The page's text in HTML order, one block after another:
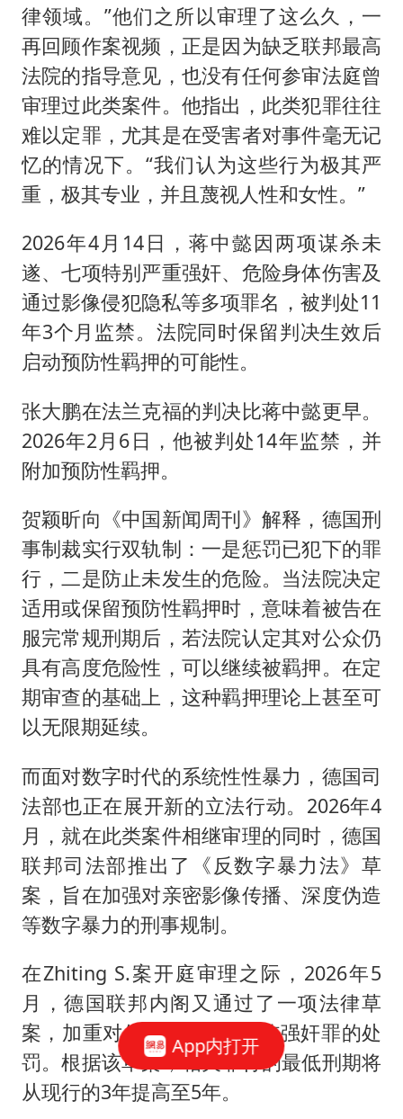
律领域。”他们之所以审理了这么久，一
再回顾作案视频，正是因为缺乏联邦最高
法院的指导意见，也没有任何参审法庭曾
审理过此类案件。他指出，此类犯罪往往
难以定罪，尤其是在受害者对事件毫无记
忆的情况下。“我们认为这些行为极其严
重，极其专业，并且蔑视人性和女性。”
2026年4月14日，蒋中懿因两项谋杀未
遂、七项特别严重强奸、危险身体伤害及
通过影像侵犯隐私等多项罪名，被判处11
年3个月监禁。法院同时保留判决生效后
启动预防性羁押的可能性。
张大鹏在法兰克福的判决比蒋中懿更早。
2026年2月6日，他被判处14年监禁，并
附加预防性羁押。
贺颖昕向《中国新闻周刊》解释，德国刑
事制裁实行双轨制：一是惩罚已犯下的罪
行，二是防止未发生的危险。当法院决定
适用或保留预防性羁押时，意味着被告在
服完常规刑期后，若法院认定其对公众仍
具有高度危险性，可以继续被羁押。在定
期审查的基础上，这种羁押理论上甚至可
以无限期延续。
而面对数字时代的系统性性暴力，德国司
法部也正在展开新的立法行动。2026年4
月，就在此类案件相继审理的同时，德国
联邦司法部推出了《反数字暴力法》草
案，旨在加强对亲密影像传播、深度伪造
等数字暴力的刑事规制。
在Zhiting S.案开庭审理之际，2026年5
月，德国联邦内阁又通过了一项法律草
案，加重对使用“迷奸药”实施强奸罪的处
罚。根据该草案，相关罪行的最低刑期将
从现行的3年提高至5年。
App内打开